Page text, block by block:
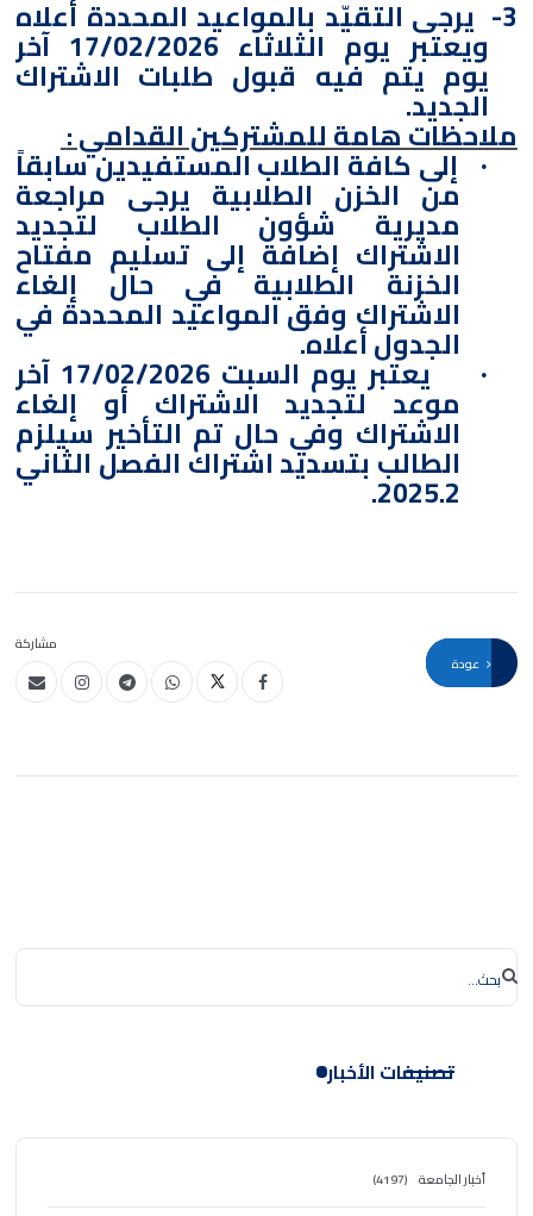
3- يرجى التقيّد بالمواعيد المحددة أعلاه
ويعتبر يوم الثلاثاء 17/02/2026 آخر
يوم يتم فيه قبول طلبات الاشتراك
الجديد.
ملاحظات هامة للمشتركين القدامي :
· إلى كافة الطلاب المستفيدين سابقاً
من الخزن الطلابية يرجى مراجعة
مديرية شؤون الطلاب لتجديد
الاشتراك إضافة إلى تسليم مفتاح
الخزنة الطلابية في حال إلغاء
الاشتراك وفق المواعيد المحددة في
الجدول أعلاه.
· يعتبر يوم السبت 17/02/2026 آخر
موعد لتجديد الاشتراك أو إلغاء
الاشتراك وفي حال تم التأخير سيلزم
الطالب بتسديد اشتراك الفصل الثاني
2025.2.
مشاركة
تصنيفات الأخبار
أخبار الجامعة (4197)